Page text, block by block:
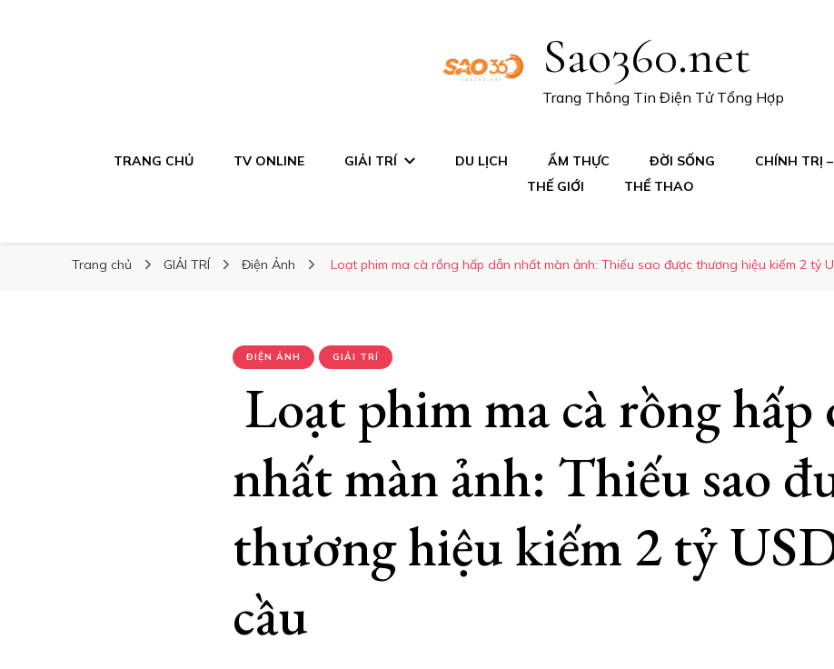
Sao360.net
Trang Thông Tin Điện Tử Tổng Hợp
TRANG CHỦ TV ONLINE GIẢI TRÍ DU LỊCH ẨM THỰC ĐỜI SỐNG CHÍNH TRỊ
THẾ GIỚI
THỂ THAO
Trang chủ GIẢI TRÍ Điện Ảnh Loạt phim ma cà rồng hấp dẫn nhất màn ảnh: Thiếu sao được thương hiệu kiếm 2 tỷ
ĐIỆN ẢNH GIẢI TRÍ
Loạt phim ma cà rồng hấp
nhất màn ảnh: Thiếu sao
thương hiệu kiếm 2 tỷ
cầu